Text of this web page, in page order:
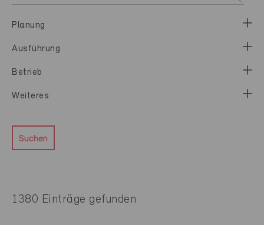
Planung
Ausführung
Betrieb
Weiteres
Suchen
1380 Einträge gefunden